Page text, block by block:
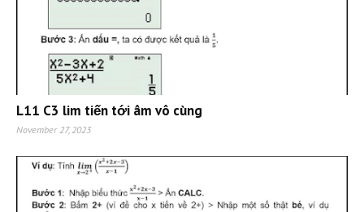
L11 C3 lim tiến tới âm vô cùng
November 27, 2023